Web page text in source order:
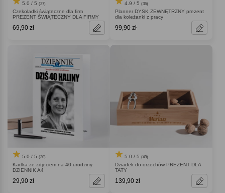
5.0 / 5 (27)
Czekoladki świąteczne dla firm
PREZENT ŚWIĄTECZNY DLA FIRMY
69,90 zł
4.9 / 5 (35)
Planner DYSK ZEWNĘTRZNY prezent
dla koleżanki z pracy
99,90 zł
5.0 / 5 (30)
Kartka ze zdjęciem na 40 urodziny
DZIENNIK A4
29,90 zł
5.0 / 5 (49)
Dziadek do orzechów PREZENT DLA
TATY
139,90 zł